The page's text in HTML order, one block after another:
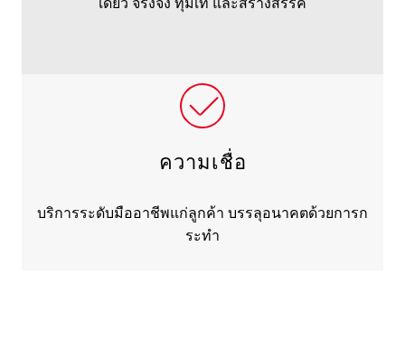
เดียว จริงจัง ทุ่มเท และสร้างสรรค์
ความเชื่อ
บริการระดับมืออาชีพแก่ลูกค้า บรรลุอนาคตด้วยการก
ระทำ